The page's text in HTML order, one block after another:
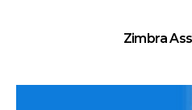
Zimbra